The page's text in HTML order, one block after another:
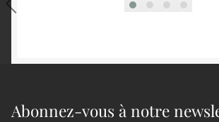
Abonnez-vous à notre